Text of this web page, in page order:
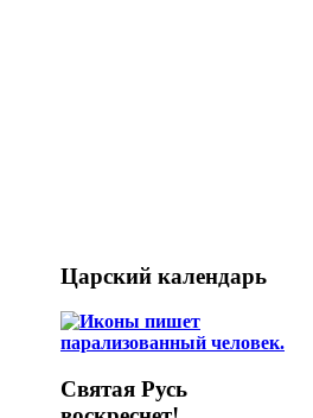
Царский календарь
Святая Русь